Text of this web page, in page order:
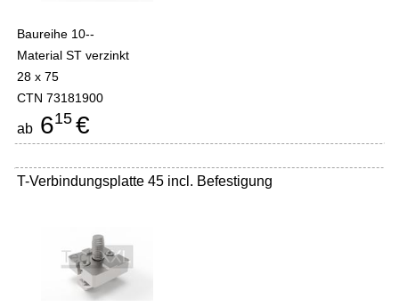
Baureihe 10--
Material ST verzinkt
28 x 75
CTN 73181900
ab 615 €
T-Verbindungsplatte 45 incl. Befestigung